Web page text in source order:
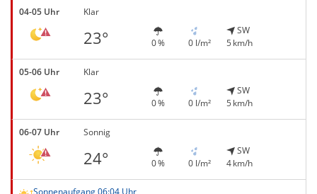
04-05 Uhr Klar
23° 0 % 0 l/m²
SW
5 km/h
05-06 Uhr Klar
23° 0 % 0 l/m²
SW
5 km/h
06-07 Uhr Sonnig
24° 0 % 0 l/m²
SW
4 km/h
Sonnenaufgang 06:04 Uhr